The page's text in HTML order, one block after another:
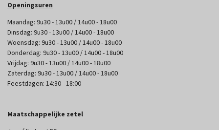
Openingsuren
Maandag: 9u30 - 13u00 / 14u00 - 18u00
Dinsdag: 9u30 - 13u00 / 14u00 - 18u00
Woensdag: 9u30 - 13u00 / 14u00 - 18u00
Donderdag: 9u30 - 13u00 / 14u00 - 18u00
Vrijdag: 9u30 - 13u00 / 14u00 - 18u00
Zaterdag: 9u30 - 13u00 / 14u00 - 18u00
Feestdagen: 14:30 - 18:00
Maatschappelijke zetel